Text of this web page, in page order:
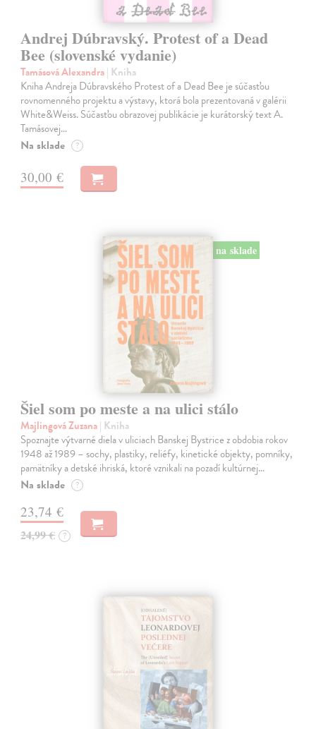
Andrej Dúbravský. Protest of a Dead
Bee (slovenské vydanie)
Tamásová Alexandra| Kniha
Kniha Andreja Dúbravského Protest of a Dead Bee je súčasťou
rovnomenného projektu a výstavy, ktorá bola prezentovaná v galérii
White&Weiss. Súčasťou obrazovej publikácie je kurátorský text A.
Tamásovej…
Na sklade ?
30,00 €
na sklade
Šiel som po meste a na ulici stálo
Majlingová Zuzana| Kniha
Spoznajte výtvarné diela v uliciach Banskej Bystrice z obdobia rokov
1948 až 1989 – sochy, plastiky, reliéfy, kinetické objekty, pomníky,
pamätníky a detské ihriská, ktoré vznikali na pozadí kultúrnej…
Na sklade ?
23,74 €
24,99 € ?